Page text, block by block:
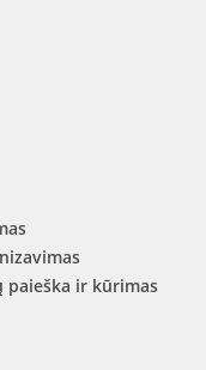
ir kūrimas